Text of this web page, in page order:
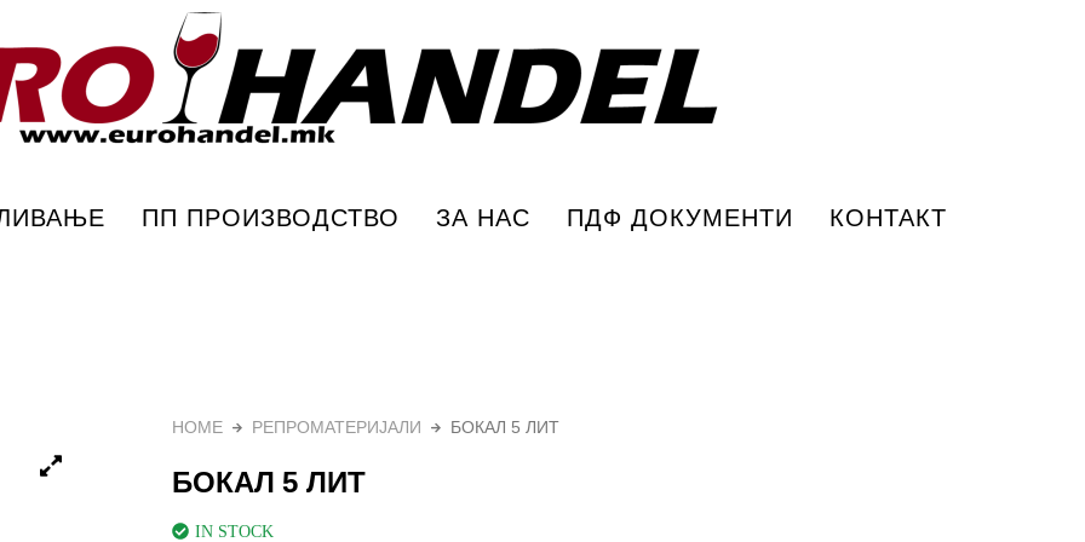
ПП ПРОИЗВОДСТВО ЗА НАС ПДФ ДОКУМЕНТИ КОНТАКТ
HOME РЕПРОМАТЕРИЈАЛИ БОКАЛ 5 ЛИТ
БОКАЛ 5 ЛИТ
IN STOCK